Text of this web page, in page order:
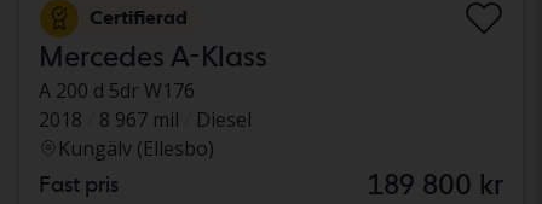
Certifierad
Mercedes A-Klass
A 200 d 5dr W176
2018
8 967 mil
Diesel
Kungälv (Ellesbo)
Fast pris 189 800 kr